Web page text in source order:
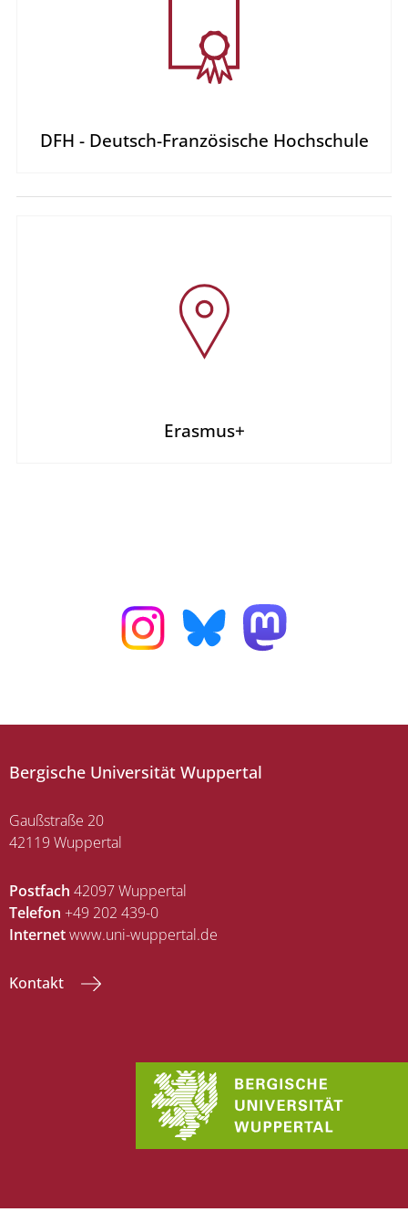
DFH - Deutsch-Französische Hochschule
Erasmus+
Bergische Universität Wuppertal
Gaußstraße 20
42119 Wuppertal
Postfach 42097 Wuppertal
Telefon +49 202 439-0
Internetwww.uni-wuppertal.de
Kontakt